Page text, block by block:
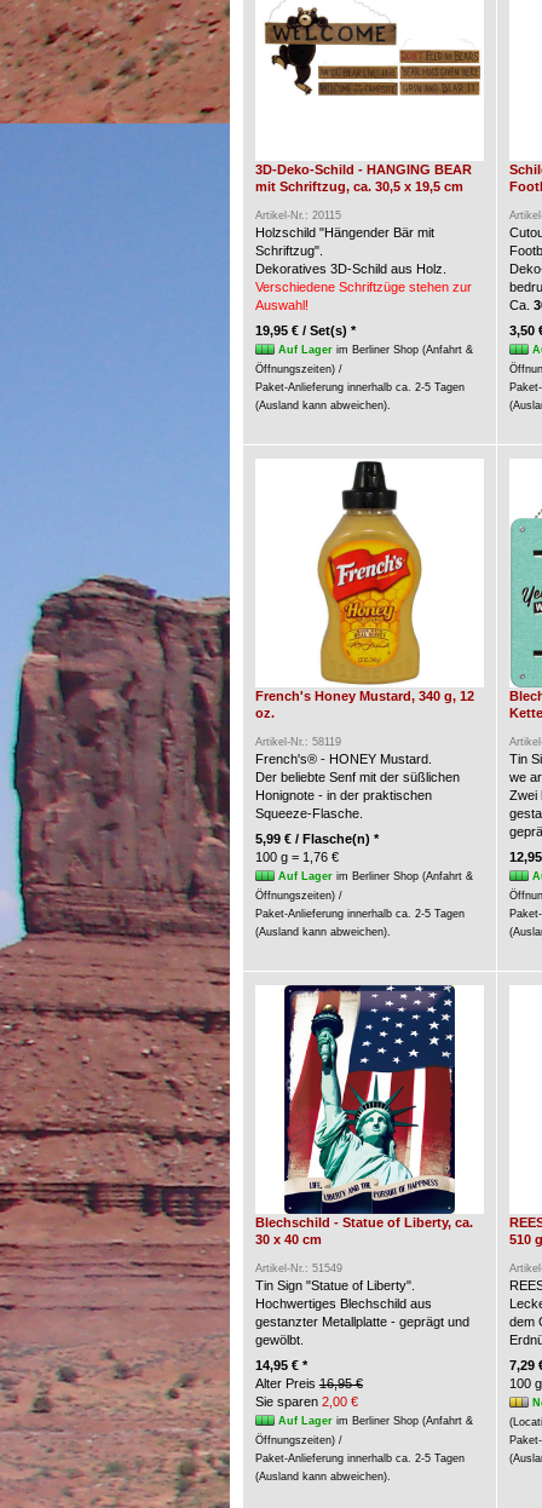
3D-Deko-Schild - HANGING BEAR
mit Schriftzug, ca. 30,5 x 19,5 cm
Artikel-Nr.: 20115
Holzschild "Hängender Bär mit
Schriftzug".
Dekoratives 3D-Schild aus Holz.
Verschiedene Schriftzüge stehen zur
Auswahl!
19,95 € / Set(s) *
Auf Lagerim Berliner Shop (Anfahrt &
Öffnungszeiten) /
Paket-Anlieferung innerhalb ca. 2-5 Tagen
(Ausland kann abweichen).
Ca.
3,50
French's Honey Mustard, 340 g, 12
oz.
Artikel-Nr.: 58119
French's® - HONEY Mustard.
Der beliebte Senf mit der süßlichen
Honignote - in der praktischen
Squeeze-Flasche.
5,99 € / Flasche(n) *
100 g = 1,76 €
Auf Lagerim Berliner Shop (Anfahrt &
Öffnungszeiten) /
Paket-Anlieferung innerhalb ca. 2-5 Tagen
(Ausland kann abweichen).
Tin
we
Zwei
Blechschild - Statue of Liberty, ca.
30 x 40 cm
Artikel-Nr.: 51549
Tin Sign "Statue of Liberty".
Hochwertiges Blechschild aus
gestanzter Metallplatte - geprägt und
gewölbt.
14,95 € *
Alter Preis 16,95 €
Sie sparen 2,00 €
Auf Lagerim Berliner Shop (Anfahrt &
Öffnungszeiten) /
Paket-Anlieferung innerhalb ca. 2-5 Tagen
(Ausland kann abweichen).
510
dem
7,29
100